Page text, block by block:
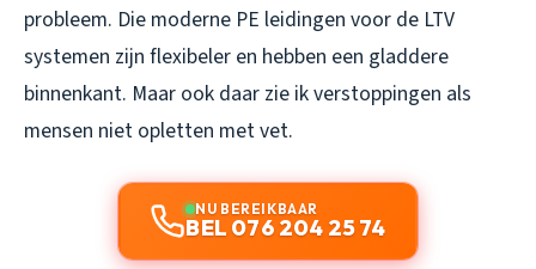
probleem. Die moderne PE leidingen voor de LTV
systemen zijn flexibeler en hebben een gladdere
binnenkant. Maar ook daar zie ik verstoppingen als
mensen niet opletten met vet.
NU BEREIKBAAR
BEL 076 204 25 74